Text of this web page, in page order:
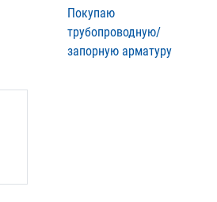
Покупаю
трубопроводную/
запорную арматуру